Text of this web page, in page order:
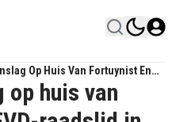
Op Huis Van Fortuynist En
In Castricum
huis van